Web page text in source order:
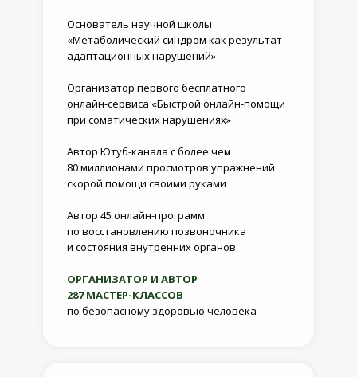
Основатель научной школы
«Метаболический синдром как результат
адаптационных нарушений»
Организатор первого бесплатного
онлайн-сервиса «Быстрой онлайн-помощи
при соматических нарушениях»
Автор Ютуб-канала с более чем
80 миллионами просмотров упражнений
скорой помощи своими руками
Автор 45 онлайн-программ
по восстановлению позвоночника
и состояния внутренних органов
ОРГАНИЗАТОР И АВТОР
287 МАСТЕР-КЛАССОВ
по безопасному здоровью человека